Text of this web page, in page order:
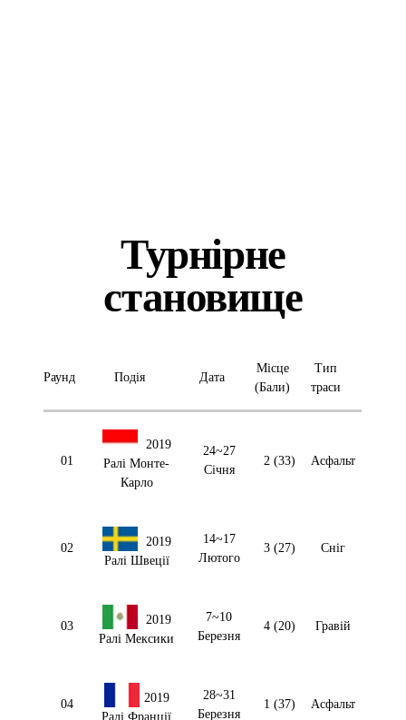
Турнірне
становище
Раунд Подія Дата
Місце
(Бали)
Тип
траси
01
2019
Ралі Монте-
Карло
24~27
Січня
2 (33) Асфальт
02
2019
Ралі Швеції
14~17
Лютого
3 (27) Сніг
03
2019
Ралі Мексики
7~10
Березня
4 (20) Гравій
04
2019
Ралі Франції
28~31
Березня
1 (37) Асфальт